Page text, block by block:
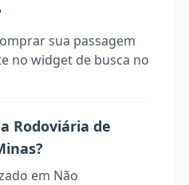
sua passagem
no widget de busca no
Rodoviária de
em Não